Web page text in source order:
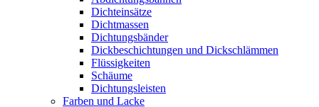
Dichteinsätze
Dichtmassen
Dichtungsbänder
Dickbeschichtungen und Dickschlämmen
Flüssigkeiten
Schäume
Dichtungsleisten
Farben und Lacke